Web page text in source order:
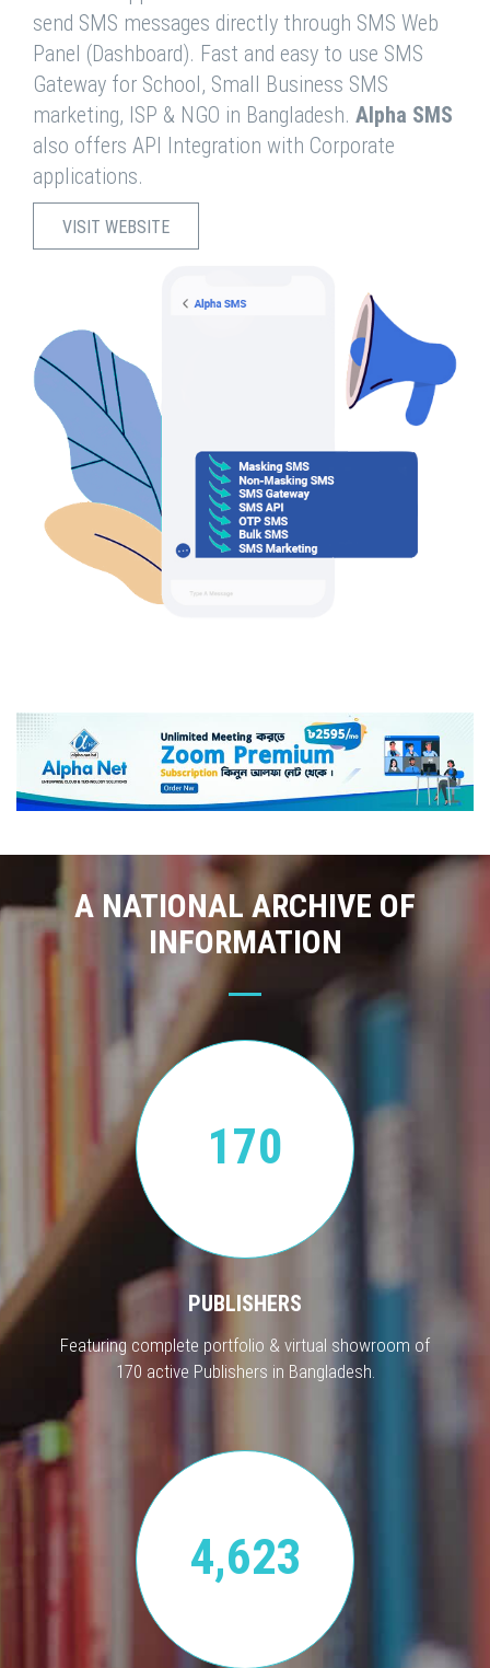
send SMS messages directly through SMS Web
Panel (Dashboard). Fast and easy to use SMS
Gateway for School, Small Business SMS
marketing, ISP & NGO in Bangladesh. Alpha SMS
also offers API Integration with Corporate
applications.
VISIT WEBSITE
A NATIONAL ARCHIVE OF
INFORMATION
170
PUBLISHERS
Featuring complete portfolio & virtual showroom of
170 active Publishers in Bangladesh.
4,623